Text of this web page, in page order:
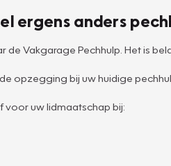
ergens anders
de Vakgarage Pechhulp. Het is
opzegging bij uw huidige
voor uw lidmaatschap bij: